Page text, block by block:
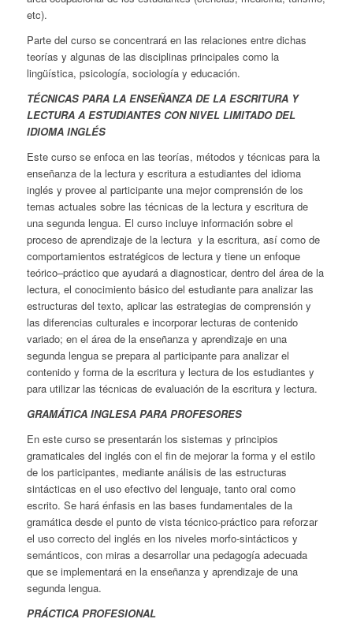
etc).
Parte del curso se concentrará en las relaciones entre dichas
teorías y algunas de las disciplinas principales como la
lingüística, psicología, sociología y educación.
TÉCNICAS PARA LA ENSEÑANZA DE LA ESCRITURA Y
LECTURA A ESTUDIANTES CON NIVEL LIMITADO DEL
IDIOMA INGLÉS
Este curso se enfoca en las teorías, métodos y técnicas para la
enseñanza de la lectura y escritura a estudiantes del idioma
inglés y provee al participante una mejor comprensión de los
temas actuales sobre las técnicas de la lectura y escritura de
una segunda lengua. El curso incluye información sobre el
proceso de aprendizaje de la lectura y la escritura, así como de
comportamientos estratégicos de lectura y tiene un enfoque
teórico–práctico que ayudará a diagnosticar, dentro del área de la
lectura, el conocimiento básico del estudiante para analizar las
estructuras del texto, aplicar las estrategias de comprensión y
las diferencias culturales e incorporar lecturas de contenido
variado; en el área de la enseñanza y aprendizaje en una
segunda lengua se prepara al participante para analizar el
contenido y forma de la escritura y lectura de los estudiantes y
para utilizar las técnicas de evaluación de la escritura y lectura.
GRAMÁTICA INGLESA PARA PROFESORES
En este curso se presentarán los sistemas y principios
gramaticales del inglés con el fin de mejorar la forma y el estilo
de los participantes, mediante análisis de las estructuras
sintácticas en el uso efectivo del lenguaje, tanto oral como
escrito. Se hará énfasis en las bases fundamentales de la
gramática desde el punto de vista técnico-práctico para reforzar
el uso correcto del inglés en los niveles morfo-sintácticos y
semánticos, con miras a desarrollar una pedagogía adecuada
que se implementará en la enseñanza y aprendizaje de una
segunda lengua.
PRÁCTICA PROFESIONAL